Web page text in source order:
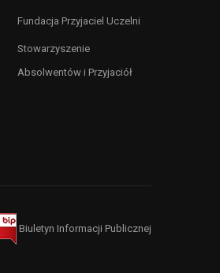
Fundacja Przyjaciel Uczelni
Stowarzyszenie
Absolwentów i Przyjaciół
Biuletyn Informacji Publicznej